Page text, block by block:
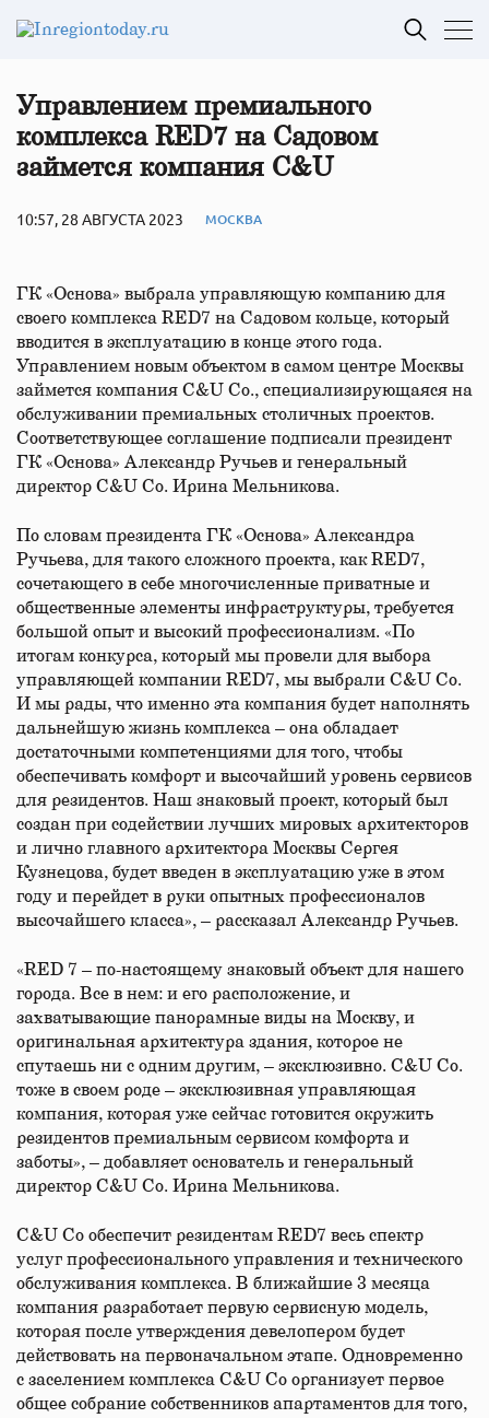
Управлением премиального
комплекса RED7 на Садовом
займется компания C&U
10:57, 28 АВГУСТА 2023 МОСКВА
ГК «Основа» выбрала управляющую компанию для
своего комплекса RED7 на Садовом кольце, который
вводится в эксплуатацию в конце этого года.
Управлением новым объектом в самом центре Москвы
займется компания C&U Co., специализирующаяся на
обслуживании премиальных столичных проектов.
Соответствующее соглашение подписали президент
ГК «Основа» Александр Ручьев и генеральный
директор C&U Co. Ирина Мельникова.
По словам президента ГК «Основа» Александра
Ручьева, для такого сложного проекта, как RED7,
сочетающего в себе многочисленные приватные и
общественные элементы инфраструктуры, требуется
большой опыт и высокий профессионализм. «По
итогам конкурса, который мы провели для выбора
управляющей компании RED7, мы выбрали C&U Co.
И мы рады, что именно эта компания будет наполнять
дальнейшую жизнь комплекса – она обладает
достаточными компетенциями для того, чтобы
обеспечивать комфорт и высочайший уровень сервисов
для резидентов. Наш знаковый проект, который был
создан при содействии лучших мировых архитекторов
и лично главного архитектора Москвы Сергея
Кузнецова, будет введен в эксплуатацию уже в этом
году и перейдет в руки опытных профессионалов
высочайшего класса», – рассказал Александр Ручьев.
«RED 7 – по-настоящему знаковый объект для нашего
города. Все в нем: и его расположение, и
захватывающие панорамные виды на Москву, и
оригинальная архитектура здания, которое не
спутаешь ни с одним другим, – эксклюзивно. С&U Co.
тоже в своем роде – эксклюзивная управляющая
компания, которая уже сейчас готовится окружить
резидентов премиальным сервисом комфорта и
заботы», – добавляет основатель и генеральный
директор С&U Co. Ирина Мельникова.
C&U Co обеспечит резидентам RED7 весь спектр
услуг профессионального управления и технического
обслуживания комплекса. В ближайшие 3 месяца
компания разработает первую сервисную модель,
которая после утверждения девелопером будет
действовать на первоначальном этапе. Одновременно
с заселением комплекса C&U Co организует первое
общее собрание собственников апартаментов для того,